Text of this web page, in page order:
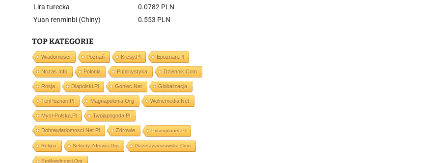
Lira turecka
0.0782 PLN
Yuan renminbi (Chiny)
0.553 PLN
TOP KATEGORIE
Wiadomości Poznań Kresy.pl Epoznan.pl
Nczas.info Polonia Publicystyka Dziennik.com
Rosja Dlapolski.pl Goniec.net Globalizacja
TenPoznan.pl Magnapolonia.org Wolnemedia.net
Mysl-Polska.pl Twojapogoda.pl
Dobrewiadomosci.net.pl Zdrowie Prisonplanet.pl
Religia Sekrety-Zdrowia.org Gazetawarszawska.com
Stolikwolnosci.org